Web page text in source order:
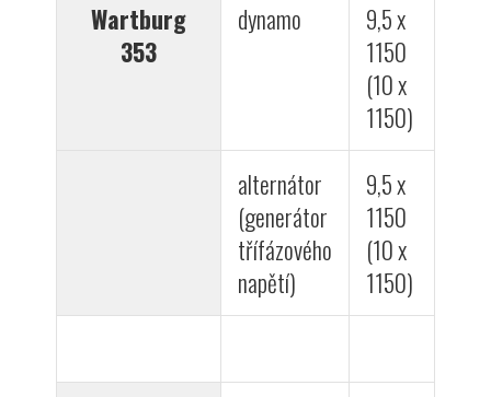
Wartburg
353
dynamo
9,5 x
1150
(10 x
1150)
alternátor
(generátor
třífázového
napětí)
9,5 x
1150
(10 x
1150)